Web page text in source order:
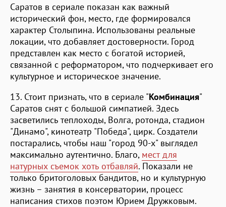
​Саратов в сериале показан как важный
исторический фон, место, где формировался
характер Столыпина. Использованы реальные
локации, что добавляет достоверности. Город
представлен как место с богатой историей,
связанной с реформатором, что подчеркивает его
культурное и историческое значение.
13. Стоит признать, что в сериале "Комбинация"
Саратов снят с большой симпатией. Здесь
засветились теплоходы, Волга, ротонда, стадион
"Динамо", кинотеатр "Победа", цирк. Создатели
постарались, чтобы наш "город 90-х" выглядел
максимально аутентично. Благо, мест для
натурных съемок хоть отбавляй. Показали не
только бритоголовых бандитов, но и культурную
жизнь – занятия в консерватории, процесс
написания стихов поэтом Юрием Дружковым.